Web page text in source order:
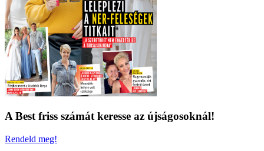
A Best friss számát keresse az újságosoknál!
Rendeld meg!